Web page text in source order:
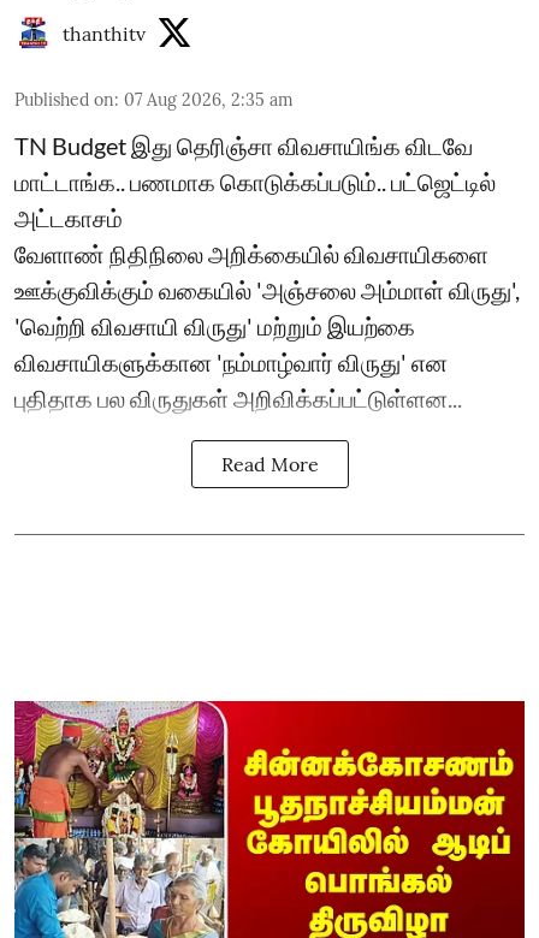
thanthitv
Published on: 07 Aug 2026, 2:35 am
TN Budget இது தெரிஞ்சா விவசாயிங்க விடவே
மாட்டாங்க.. பணமாக கொடுக்கப்படும்.. பட்ஜெட்டில்
அட்டகாசம்
வேளாண் நிதிநிலை அறிக்கையில் விவசாயிகளை
ஊக்குவிக்கும் வகையில் 'அஞ்சலை அம்மாள் விருது',
'வெற்றி விவசாயி விருது' மற்றும் இயற்கை
விவசாயிகளுக்கான 'நம்மாழ்வார் விருது' என
புதிதாக பல விருதுகள் அறிவிக்கப்பட்டுள்ளன...
Read More